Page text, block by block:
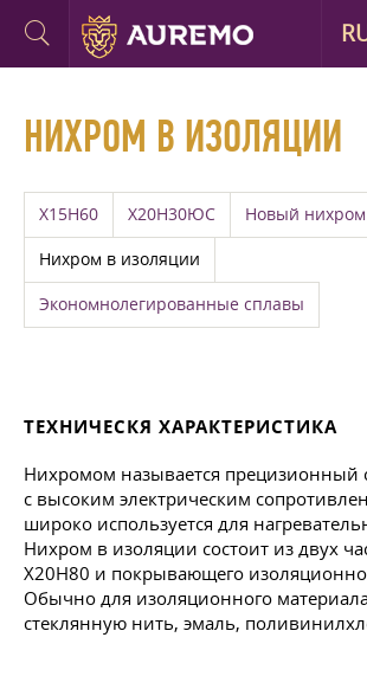
НИХРОМ В ИЗОЛЯЦИИ
Х15Н60 Х20Н30ЮС Новый нихром
Нихром в изоляции
Экономнолегированные сплавы
ТЕХНИЧЕСКЯ ХАРАКТЕРИСТИКА
Нихромом называется прецизионный
с высоким электрическим
широко используется для
Нихром в изоляции состоит из двух
Х20Н80 и покрывающего
Обычно для изоляционного
стеклянную нить, эмаль,